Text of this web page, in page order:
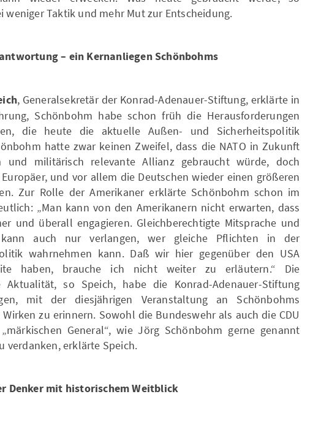
weniger Taktik und mehr Mut zur Entscheidung.
– ein Kernanliegen Schönbohms
, Generalsekretär der Konrad-Adenauer-Stiftung, erklärte in
Schönbohm habe schon früh die Herausforderungen
die heute die aktuelle Außen- und Sicherheitspolitik
hatte zwar keinen Zweifel, dass die NATO in Zukunft
und militärisch relevante Allianz gebraucht würde, doch
und vor allem die Deutschen wieder einen größeren
Zur Rolle der Amerikaner erklärte Schönbohm schon im
„Man kann von den Amerikanern nicht erwarten, dass
und überall engagieren. Gleichberechtigte Mitsprache und
kann auch nur verlangen, wer gleiche Pflichten in der
wahrnehmen kann. Daß wir hier gegenüber den USA
haben, brauche ich nicht weiter zu erläutern.“ Die
Aktualität, so Speich, habe die Konrad-Adenauer-Stiftung
mit der diesjährigen Veranstaltung an Schönbohms
zu erinnern. Sowohl die Bundeswehr als auch die CDU
General“, wie Jörg Schönbohm gerne genannt
verdanken, erklärte Speich.
Denker mit historischem Weitblick